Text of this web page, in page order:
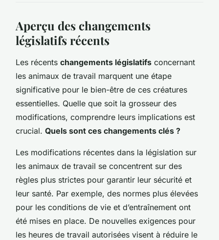
Aperçu des changements
législatifs récents
Les récents changements législatifs concernant
les animaux de travail marquent une étape
significative pour le bien-être de ces créatures
essentielles. Quelle que soit la grosseur des
modifications, comprendre leurs implications est
crucial. Quels sont ces changements clés ?
Les modifications récentes dans la législation sur
les animaux de travail se concentrent sur des
règles plus strictes pour garantir leur sécurité et
leur santé. Par exemple, des normes plus élevées
pour les conditions de vie et d’entraînement ont
été mises en place. De nouvelles exigences pour
les heures de travail autorisées visent à réduire le